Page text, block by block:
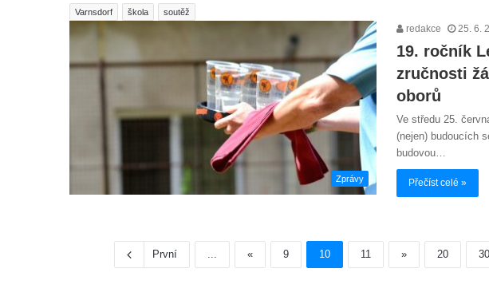
Varnsdorf škola soutěž
Zprávy
redakce 25. 6.
19. ročník
zručnosti
oborů
Ve středu 25.
(nejen) budoucích
budovou…
Přečíst celé »
První ... « 9 10 11 » 20 30